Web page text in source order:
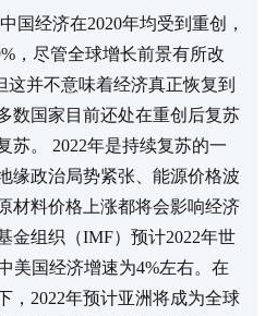
国经济在2020年均受到重创，
，尽管全球增长前景有所改
并不意味着经济真正恢复到
数国家目前还处在重创后复苏
苏。 2022年是持续复苏的一
缘政治局势紧张、能源价格波
材料价格上涨都将会影响经济
金组织（IMF）预计2022年世
美国经济增速为4%左右。在
，2022年预计亚洲将成为全球